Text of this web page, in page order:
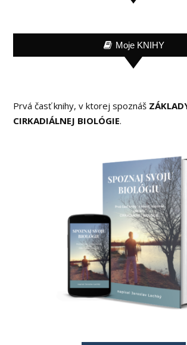
Moje KNIHY
Prvá časť knihy, v ktorej spoznáš
CIRKADIÁLNEJ BIOLÓGIE.